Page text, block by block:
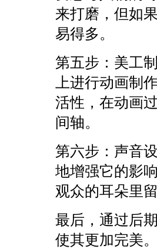
来打磨，但如
易得多。
第五步：美工
上进行动画制
活性，在动画
间轴。
第六步：声音
地增强它的影
观众的耳朵里
最后，通过后
使其更加完美